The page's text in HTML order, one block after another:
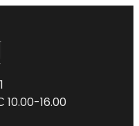
16.00